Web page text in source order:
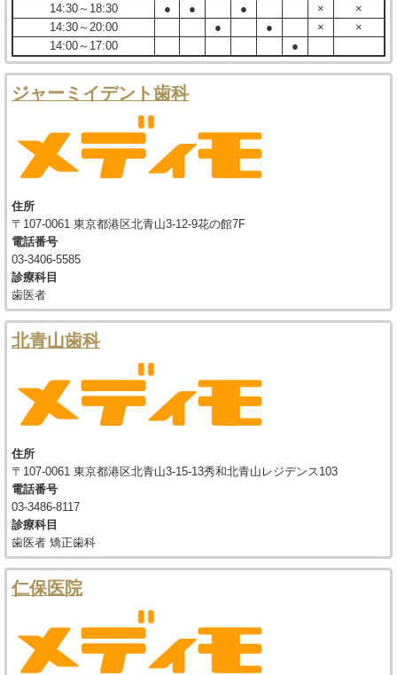
14:30～18:30
● ● ● ×
×
14:30～20:00
● ● ×
×
14:00～17:00
●
ジャーミイデント歯科
住所
〒107-0061 東京都港区北青山3-12-9花の館7F
電話番号
03-3406-5585
診療科目
歯医者
北青山歯科
住所
〒107-0061 東京都港区北青山3-15-13秀和北青山レジデンス103
電話番号
03-3486-8117
診療科目
歯医者 矯正歯科
仁保医院